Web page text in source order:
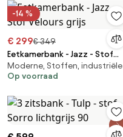
-14 %
€ 299€ 349
Eetkamerbank - Jazz - Stof
Velours grijs
Moderne, Stoffen, industriële
Op voorraad